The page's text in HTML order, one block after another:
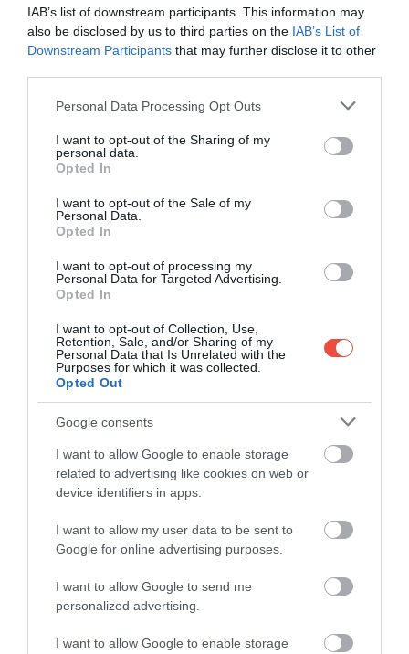
IAB’s list of downstream participants. This information may
also be disclosed by us to third parties on the IAB’s List of
Downstream Participants that may further disclose it to other
Please note that this website/app uses one or more Google
not limited to your visit or usage behaviour. You may click to
grant or deny consent to Google and its third-party tags to
use your data for below specified purposes in below Google
consent section.
Personal Data Processing Opt Outs
I want to opt-out of the Sharing of my
personal data.
Opted In
I want to opt-out of the Sale of my
Personal Data.
Opted In
I want to opt-out of processing my
Personal Data for Targeted Advertising.
Opted In
I want to opt-out of Collection, Use,
Retention, Sale, and/or Sharing of my
Personal Data that Is Unrelated with the
Purposes for which it was collected.
Opted Out
Google consents
I want to allow Google to enable storage
related to advertising like cookies on web or
device identifiers in apps.
I want to allow my user data to be sent to
Google for online advertising purposes.
I want to allow Google to send me
personalized advertising.
I want to allow Google to enable storage
ROMA – DOLOMIȚI
Italia a asistat recent la lansarea mai multor linii noi,
iar în timpul sezonului de schi de iarnă există trenuri
cu vagoane de dormit pe ruta Roma – Dolomiți.
Espresso Cadore, care pleacă din capitala Italiei în
sâmbătă dimineața, astfel încât poți petrece
întregul weekend bucurându-te de sport și relaxare.